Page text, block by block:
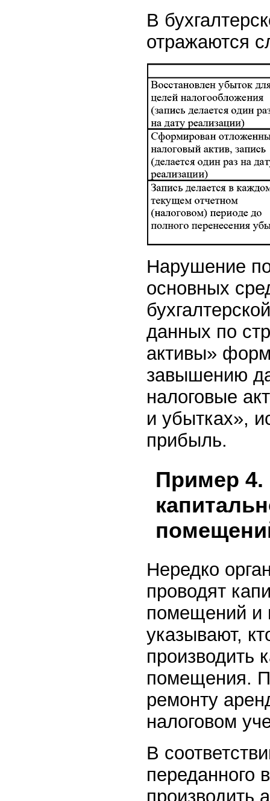
В
отражаются
Нарушение
основных
данных по
активы»
завышению
налоговые
и убытках»,
прибыль.
Пример
Нередко
проводят
помещений и
указывают,
производить
помещения.
ремонту
налоговом
В
переданного
производить